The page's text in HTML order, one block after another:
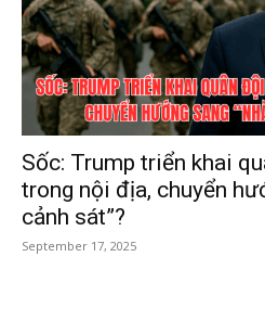
Sốc: Trump triển khai
trong nội địa, chuyển
cảnh sát”?
September 17, 2025